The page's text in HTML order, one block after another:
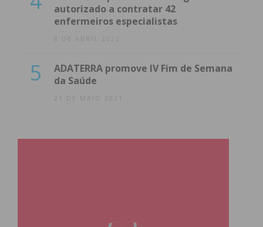
autorizado a contratar 42
enfermeiros especialistas
8 DE ABRIL 2022
5
ADATERRA promove IV Fim de Semana
da Saúde
21 DE MAIO 2021